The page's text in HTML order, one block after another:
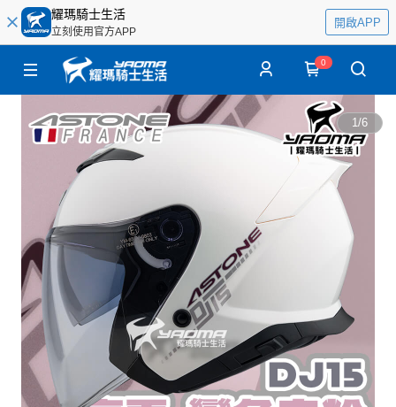
耀瑪騎士生活
立刻使用官方APP
開啟APP
0
1/6